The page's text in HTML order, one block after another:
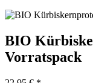
BIO
Vorratspack